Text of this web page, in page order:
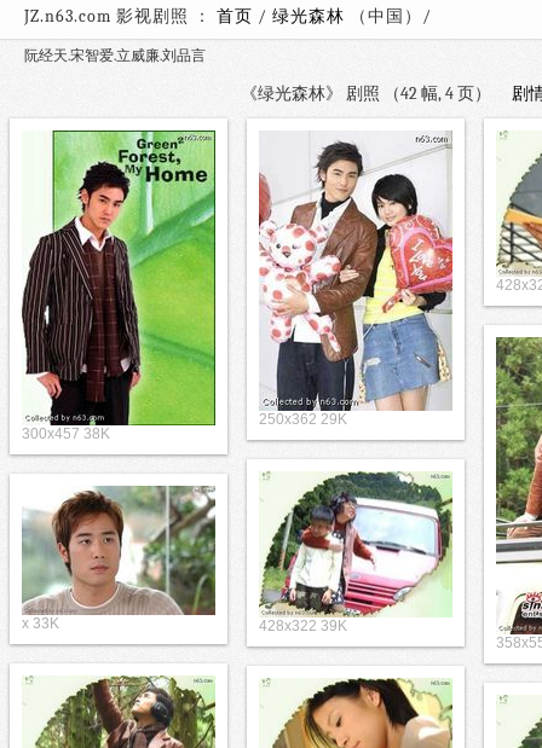
JZ.n63.com 影视剧照 ： 首页 / 绿光森林 （中国）
阮经天.宋智爱.立威廉.刘品言
《绿光森林》 剧照 （42 幅, 4 页） 剧
300x457 38K
250x362 29K
428x322 39K
x 33K